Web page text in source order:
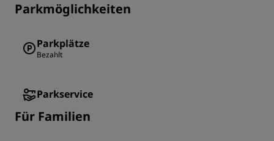
Parkmöglichkeiten
Parkplätze
Bezahlt
Parkservice
Für Familien